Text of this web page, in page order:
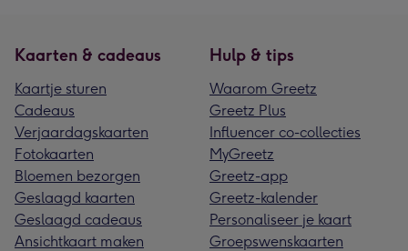
Kaarten & cadeaus
Kaartje sturen
Cadeaus
Verjaardagskaarten
Fotokaarten
Bloemen bezorgen
Geslaagd kaarten
Geslaagd cadeaus
Ansichtkaart maken
Hulp & tips
Waarom Greetz
Greetz Plus
Influencer co-collecties
MyGreetz
Greetz-app
Greetz-kalender
Personaliseer je kaart
Groepswenskaarten